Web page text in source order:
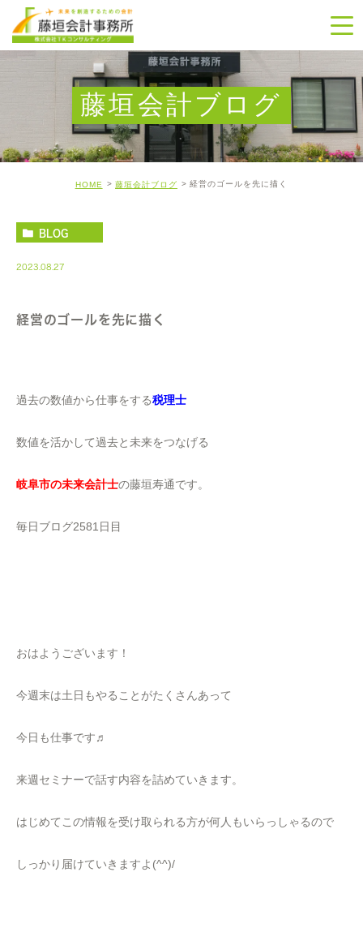
藤垣会計ブログ
HOME 藤垣会計ブログ 経営のゴールを先に描く
BLOG
2023.08.27
経営のゴールを先に描く
過去の数値から仕事をする税理士
数値を活かして過去と未来をつなげる
岐阜市の未来会計士の藤垣寿通です。
毎日ブログ2581日目
おはようございます！
今週末は土日もやることがたくさんあって
今日も仕事です♬
来週セミナーで話す内容を詰めていきます。
はじめてこの情報を受け取られる方が何人もいらっしゃるので
しっかり届けていきますよ(^^)/